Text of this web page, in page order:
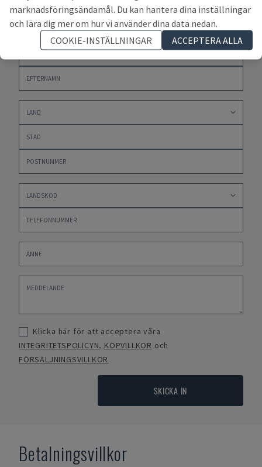
Klicka här för att acceptera våra
INTEGRITETSPOLICYN, KÖPVILLKOR och
FÖRSÄLJNINGSVILLKOR
SKICKA IN
Betalningsvillkor
marknadsföringsändamål. Du kan hantera dina inställningar
och lära dig mer om hur vi använder dina data nedan.
COOKIE-INSTÄLLNINGAR
ACCEPTERA ALLA